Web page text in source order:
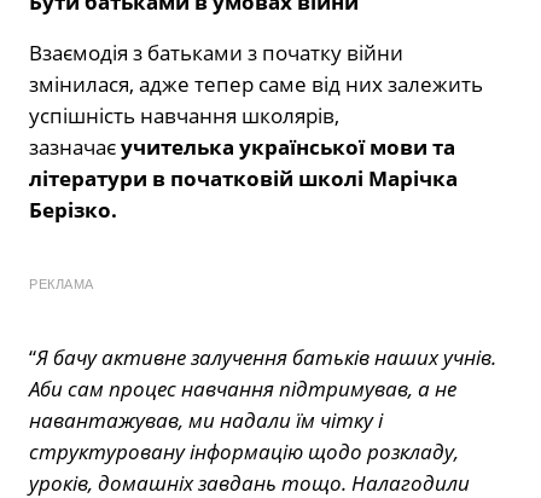
Взаємодія з батьками з початку війни
змінилася, адже тепер саме від них залежить
успішність навчання школярів,
зазначаєучителька української мови та
літератури в початковій школі Марічка
Берізко.
РЕКЛАМА
“Я бачу активне залучення батьків наших учнів.
Аби сам процес навчання підтримував, а не
навантажував, ми надали їм чітку і
структуровану інформацію щодо розкладу,
уроків, домашніх завдань тощо. Налагодили